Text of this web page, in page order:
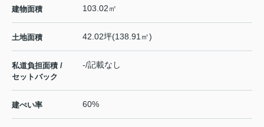
建物面積 103.02㎡
土地面積 42.02坪(138.91㎡)
私道負担面積 /
セットバック
-/記載なし
建ぺい率 60%